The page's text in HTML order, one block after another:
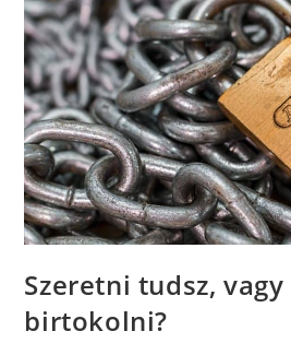
Szeretni tudsz, vagy
birtokolni?